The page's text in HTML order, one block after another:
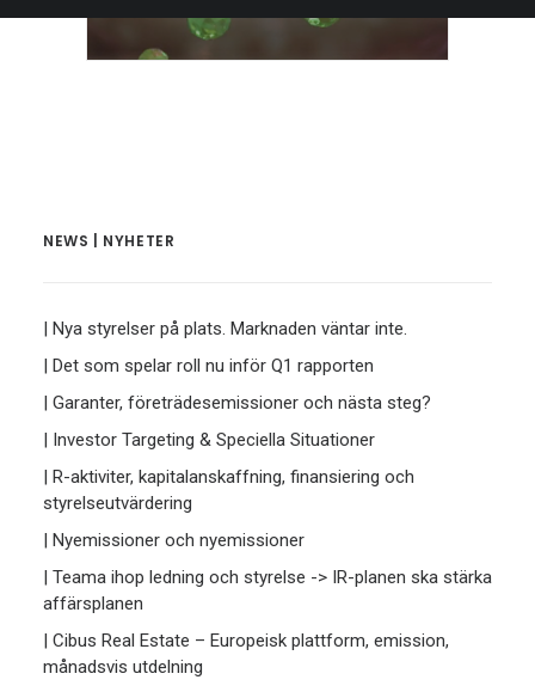
NEWS | NYHETER
| Nya styrelser på plats. Marknaden väntar inte.
| Det som spelar roll nu inför Q1 rapporten
| Garanter, företrädesemissioner och nästa steg?
| Investor Targeting & Speciella Situationer
| R-aktiviter, kapitalanskaffning, finansiering och
styrelseutvärdering
| Nyemissioner och nyemissioner
| Teama ihop ledning och styrelse -> IR-planen ska stärka
affärsplanen
| Cibus Real Estate – Europeisk plattform, emission,
månadsvis utdelning